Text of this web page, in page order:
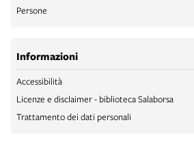
Persone
Informazioni
Accessibilità
Licenze e disclaimer - biblioteca Salaborsa
Trattamento dei dati personali